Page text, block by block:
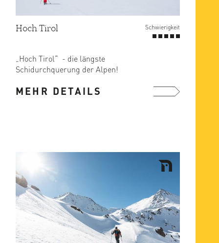
Hoch Tirol Schwierigkeit
„Hoch Tirol“ - die längste
Schidurchquerung der Alpen!
hochalpine ...
MEHR DETAILS